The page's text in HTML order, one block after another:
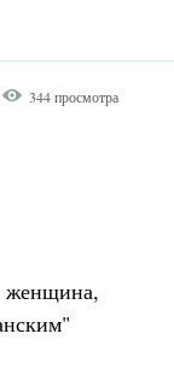
344 просмотра
женщина,